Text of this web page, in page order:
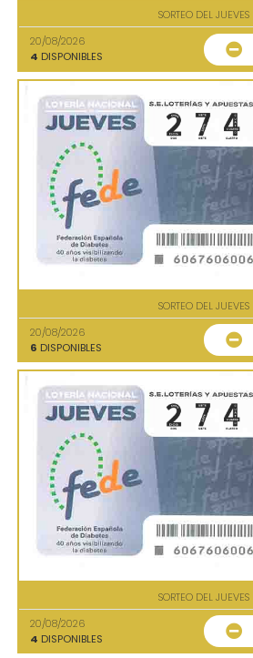
SORTEO DEL JUEVES
20/08/2026
4 DISPONIBLES
SORTEO DEL JUEVES
20/08/2026
6 DISPONIBLES
SORTEO DEL JUEVES
20/08/2026
4 DISPONIBLES